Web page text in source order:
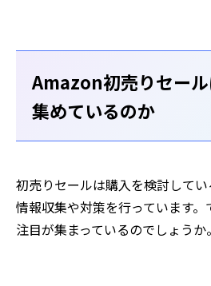
Amazon初売りセー
集めているのか
初売りセールは購入を検討して
情報収集や対策を行っています
注目が集まっているのでしょうか。